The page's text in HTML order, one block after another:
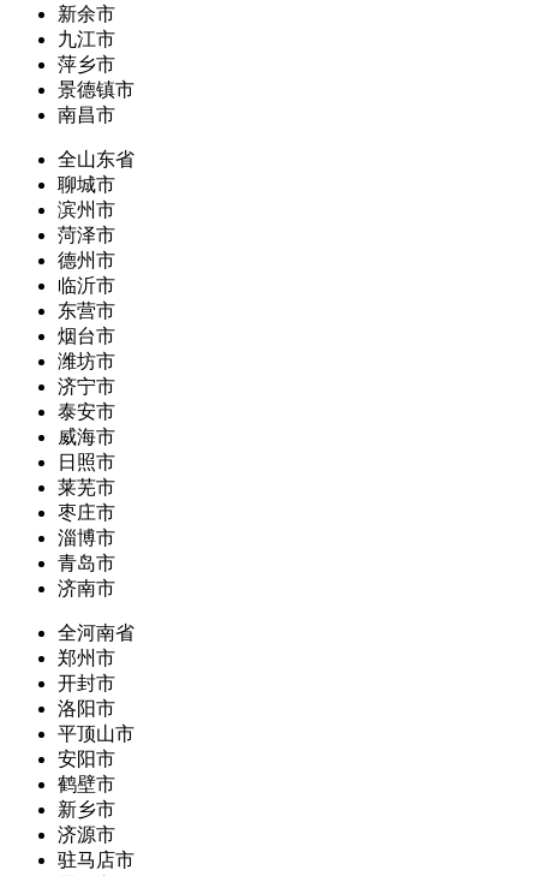
新余市
九江市
萍乡市
景德镇市
南昌市
全山东省
聊城市
滨州市
菏泽市
德州市
临沂市
东营市
烟台市
潍坊市
济宁市
泰安市
威海市
日照市
莱芜市
枣庄市
淄博市
青岛市
济南市
全河南省
郑州市
开封市
洛阳市
平顶山市
安阳市
鹤壁市
新乡市
济源市
驻马店市